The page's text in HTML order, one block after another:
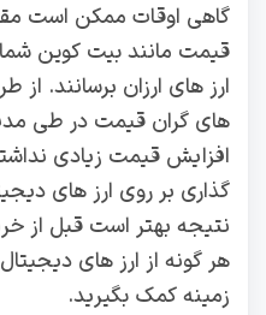
گاهی اوقات ممکن است
قیمت مانند بیت کوین
ارز های ارزان برسانند.
های گران قیمت در طی
افزایش قیمت زیادی
گذاری بر روی ارز های
نتیجه بهتر است قبل از
هر گونه از ارز های
زمینه کمک بگیرید.